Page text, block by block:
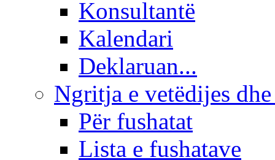
Konsultantë
Kalendari
Deklaruan...
Ngritja e vetëdijes
Për fushatat
Lista e fushatave